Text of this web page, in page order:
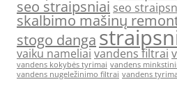
seo straipsniai seo
skalbimo mašinų
stogo danga
vaiku nameliai vandens filtrai
vandens kokybės tyrimai vandens
vandens nugeležinimo filtrai vandens